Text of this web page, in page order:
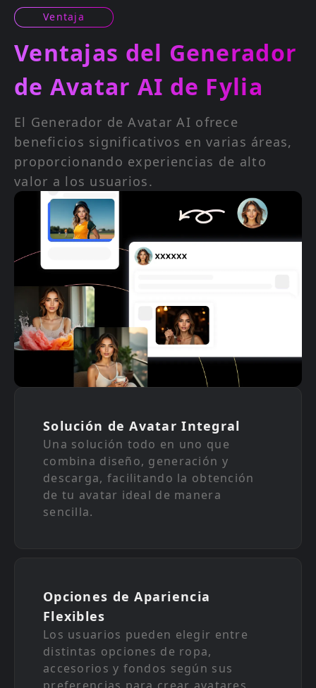
Ventaja
Ventajas del Generador
de Avatar AI de Fylia
El Generador de Avatar AI ofrece
beneficios significativos en varias áreas,
proporcionando experiencias de alto
valor a los usuarios.
Solución de Avatar Integral
Una solución todo en uno que
combina diseño, generación y
descarga, facilitando la obtención
de tu avatar ideal de manera
sencilla.
Opciones de Apariencia
Flexibles
Los usuarios pueden elegir entre
distintas opciones de ropa,
accesorios y fondos según sus